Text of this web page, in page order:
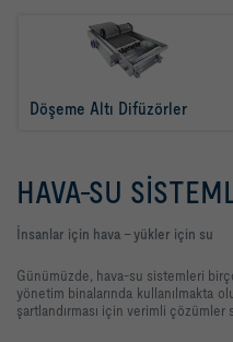
Döşeme Altı Difüzörler
HAVA-SU
İnsanlar için hava - yükler için su
Günümüzde, hava-su sistemleri
yönetim binalarında kullanılmakta
şartlandırması için verimli çözümler